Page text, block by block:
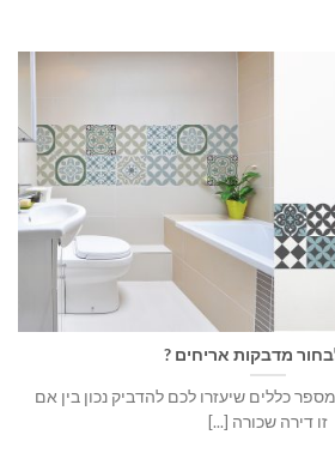
מדבקות אריחים ?
כללים שיעזרו לכם להדביק נכון בין אם
זו דירה שכורה [...]